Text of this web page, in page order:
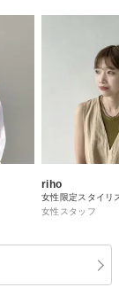
riho
女性限定スタイリ
女性スタッフ